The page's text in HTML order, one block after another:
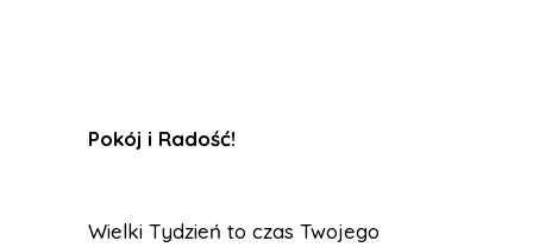
Pokój i Radość!
Wielki Tydzień to czas Twojego